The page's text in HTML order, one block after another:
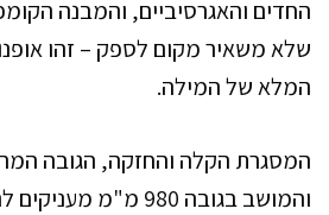
החדים והאגרסיביים, והמבנה
שלא משאיר מקום לספק – זהו
המלא של המילה.
והמושב בגובה 980 מ"מ